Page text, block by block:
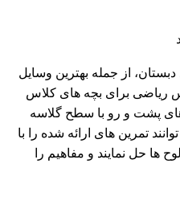
از جمله بهترین وسایل
برای بچه های کلاس
های پشت و رو با سطح گلاسه
تمرین های ارائه شده را با
ها حل نمایند و مفاهیم را